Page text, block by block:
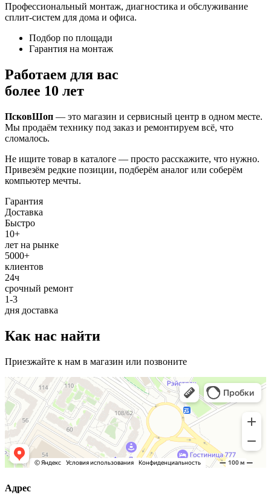
Профессиональный монтаж, диагностика и обслуживание
сплит-систем для дома и офиса.
Подбор по площади
Гарантия на монтаж
Работаем для вас
более 10 лет
ПсковШоп — это магазин и сервисный центр в одном месте.
Мы продаём технику под заказ и ремонтируем всё, что
сломалось.
Не ищите товар в каталоге — просто расскажите, что нужно.
Привезём редкие позиции, подберём аналог или соберём
компьютер мечты.
Гарантия
Доставка
Быстро
10+
лет на рынке
5000+
клиентов
24ч
срочный ремонт
1-3
дня доставка
Как нас найти
Приезжайте к нам в магазин или позвоните
Адрес